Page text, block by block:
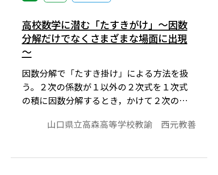
高校数学に潜む「たすきがけ」～因数
分解だけでなくさまざまな場面に出現
～
因数分解で「たすき掛け」による方法を扱
う。２次の係数が１以外の２次式を１次式
の積に因数分解するとき，かけて２次の係
の２組の中で，たすき掛けしてかけた数の
きるというものである。 このたすき掛け
山口県立高森高等学校教諭 西元教善